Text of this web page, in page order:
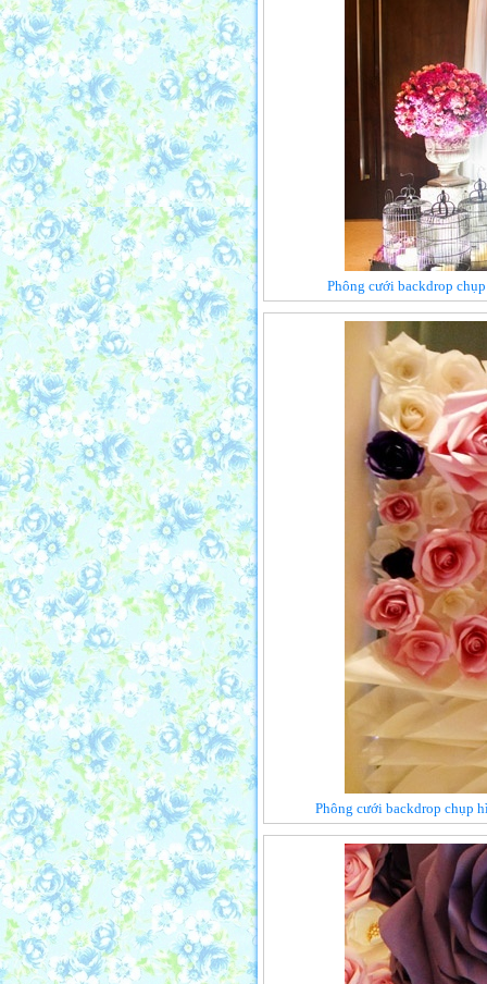
Phông cưới backdrop
Phông cưới backdrop chụp